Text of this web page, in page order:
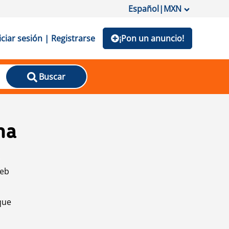
Español|MXN
sesión | Registrarse ¡Pon un anuncio!
Buscar